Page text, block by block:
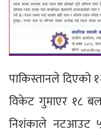
पाकिस्तानले दिएको
विकेट गुमाएर १८
निशंकाले नटआउट